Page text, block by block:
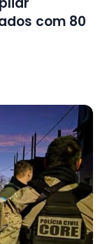
com 80